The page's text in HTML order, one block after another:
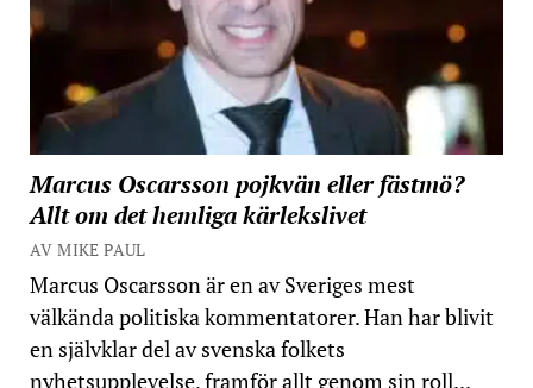
Marcus Oscarsson pojkvän eller fästmö?
Allt om det hemliga kärlekslivet
AV MIKE PAUL
Marcus Oscarsson är en av Sveriges mest
välkända politiska kommentatorer. Han har blivit
en självklar del av svenska folkets
nyhetsupplevelse, framför allt genom sin roll...